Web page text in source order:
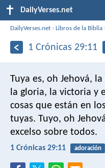
DailyVerses.net
DailyVerses.net ›Libros de la Biblia ›
1 Crónicas 29:11
Tuya es, oh Jehová,
la gloria, la victoria y
cosas que están en
tuyas. Tuyo, oh
excelso sobre todos.
1 Crónicas 29:11 adoración